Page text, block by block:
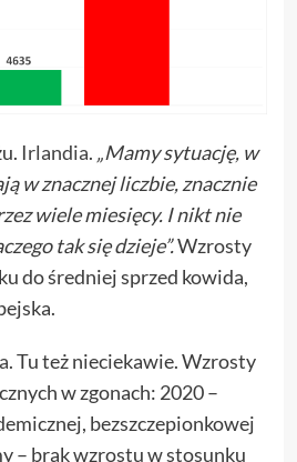
Irlandia. „Mamy sytuację, w
w znacznej liczbie, znacznie
wiele miesięcy. I nikt nie
tak się dzieje”.Wzrosty
do średniej sprzed kowida,
. Tu też nieciekawie. Wzrosty
w zgonach: 2020 –
bezszczepionkowej
– brak wzrostu w stosunku